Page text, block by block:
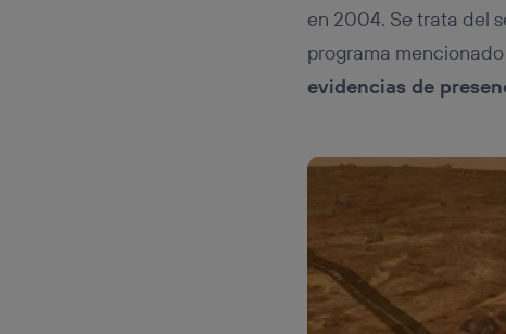
en 2004. Se trata del
programa
evidencias de